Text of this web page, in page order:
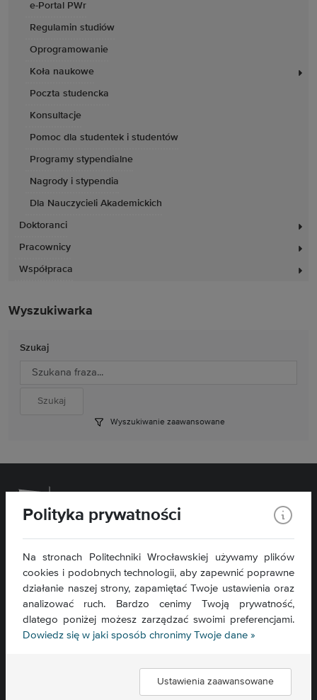
e-Portal PWr
Regulamin studiów
Oprogramowanie
Koła naukowe
Poczta studencka
Konsultacje
Pomoc dla studentek i studentów
Programy stypendialne
Nagrody i stypendia
Dla Nauczycieli Akademickich
Doktoranci
Pracownicy
Współpraca
Wyszukiwarka
Szukaj
Wyszukiwanie zaawansowane
Wydział Chemiczny
ul. C. K. Norwida 4/6
50-373 Wrocław
Kontakt »
Mapa serwisu »
Deklaracja dostępności »
Polityka prywatności
Na stronach Politechniki Wrocławskiej używamy plików
cookies i podobnych technologii, aby zapewnić poprawne
działanie naszej strony, zapamiętać Twoje ustawienia oraz
analizować ruch. Bardzo cenimy Twoją prywatność,
dlatego poniżej możesz zarządzać swoimi preferencjami.
Dowiedz się w jaki sposób chronimy Twoje dane »
Ustawienia zaawansowane